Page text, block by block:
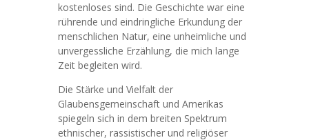
kostenloses sind. Die Geschichte war eine
rührende und eindringliche Erkundung der
menschlichen Natur, eine unheimliche und
unvergessliche Erzählung, die mich lange
Zeit begleiten wird.
Die Stärke und Vielfalt der
Glaubensgemeinschaft und Amerikas
spiegeln sich in dem breiten Spektrum
ethnischer, rassistischer und religiöser